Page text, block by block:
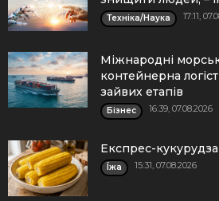
Техніка/Наука 17:11,
Міжнародні
контейнерна
зайвих етапів
Бізнес 16:39, 07.08.2026
Експрес-
Їжа 15:31, 07.08.2026